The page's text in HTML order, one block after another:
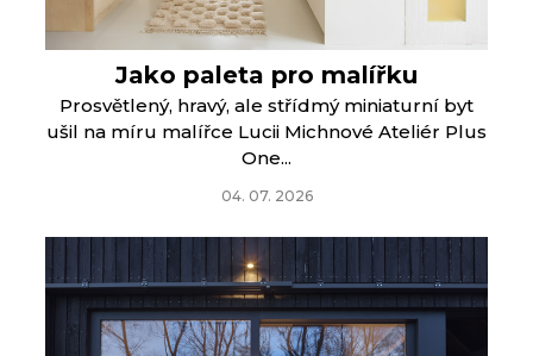
Jako paleta pro malířku
Prosvětlený, hravý, ale střídmý miniaturní byt
ušil na míru malířce Lucii Michnové Ateliér Plus
One...
04. 07. 2026